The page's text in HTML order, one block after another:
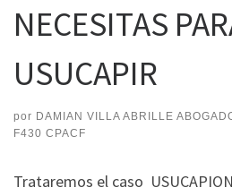
NECESITAS
USUCAPIR
por DAMIAN VILLA ABRILLE
F430 CPACF
Trataremos el caso